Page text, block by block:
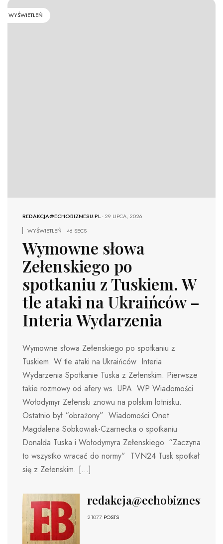
WYŚWIETLEŃ
REDAKCJA@ECHOBIZNESU.PL-29 LIPCA, 2026
WYŚWIETLEŃ
46 SECS
Wymowne słowa
Zełenskiego po
spotkaniu z Tuskiem. W
tle ataki na Ukraińców –
Interia Wydarzenia
Wymowne słowa Zełenskiego po spotkaniu z
Tuskiem. W tle ataki na Ukraińców Interia
Wydarzenia Spotkanie Tuska z Zełenskim. Pierwsze
takie rozmowy od afery ws. UPA WP Wiadomości
Wołodymyr Zełenski znowu na polskim lotnisku.
Ostatnio był “obrażony” Wiadomości Onet
Magdalena Sobkowiak-Czarnecka o spotkaniu
Donalda Tuska i Wołodymyra Zełenskiego. “Zaczyna
to wszystko wracać do normy” TVN24 Tusk spotkał
się z Zełenskim. […]
redakcja@echobiznesu.pl
21077 POSTS